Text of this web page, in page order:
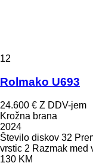
12
Rolmako U693
24.600 € Z DDV-jem
Krožna brana
2024
Število diskov 32
vrstic 2 Razmak med
130 KM